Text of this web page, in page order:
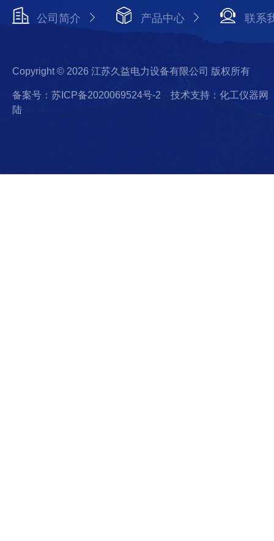
公司简介 产品中心 联系
Copyright © 2026 江苏久益电力设备有限公司 版权所有
备案号：苏ICP备2020069524号-2
技术支持：化工仪器网
陆